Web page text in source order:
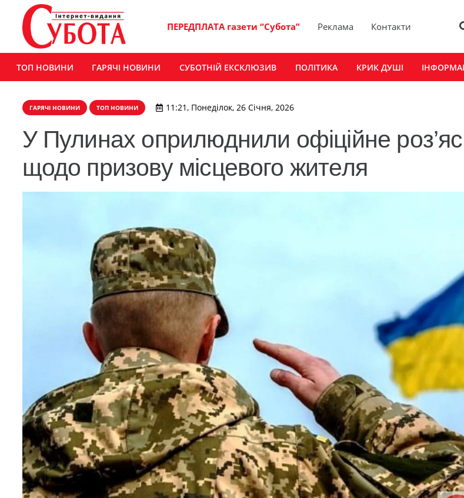
ПЕРЕДПЛАТА газети “Субота” Реклама Контакти
ТОП НОВИНИ ГАРЯЧІ НОВИНИ СУБОТНІЙ ЕКСКЛЮЗИВ ПОЛІТИКА КРИК ДУШІ
ГАРЯЧІ НОВИНИ ТОП НОВИНИ 11:21, Понеділок, 26 Січня, 2026
У Пулинах оприлюднили офіційне
щодо призову місцевого жителя